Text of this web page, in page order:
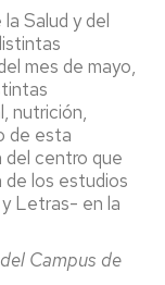
Salud y del
mes de mayo,
nutrición,
de esta
del centro que
de los estudios
Letras- en la
Campus de